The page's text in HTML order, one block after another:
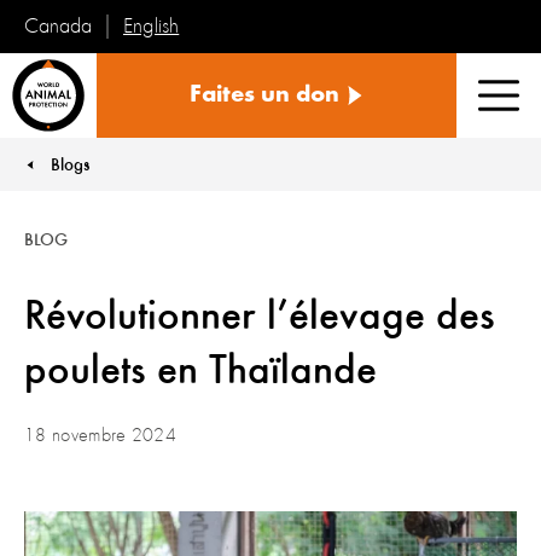
Canada English
mondiale
animaux
Faites un don
You are here:
Blogs
Révolutionner l’élevage des
poulets en Thaïlande
BLOG
18 novembre 2024